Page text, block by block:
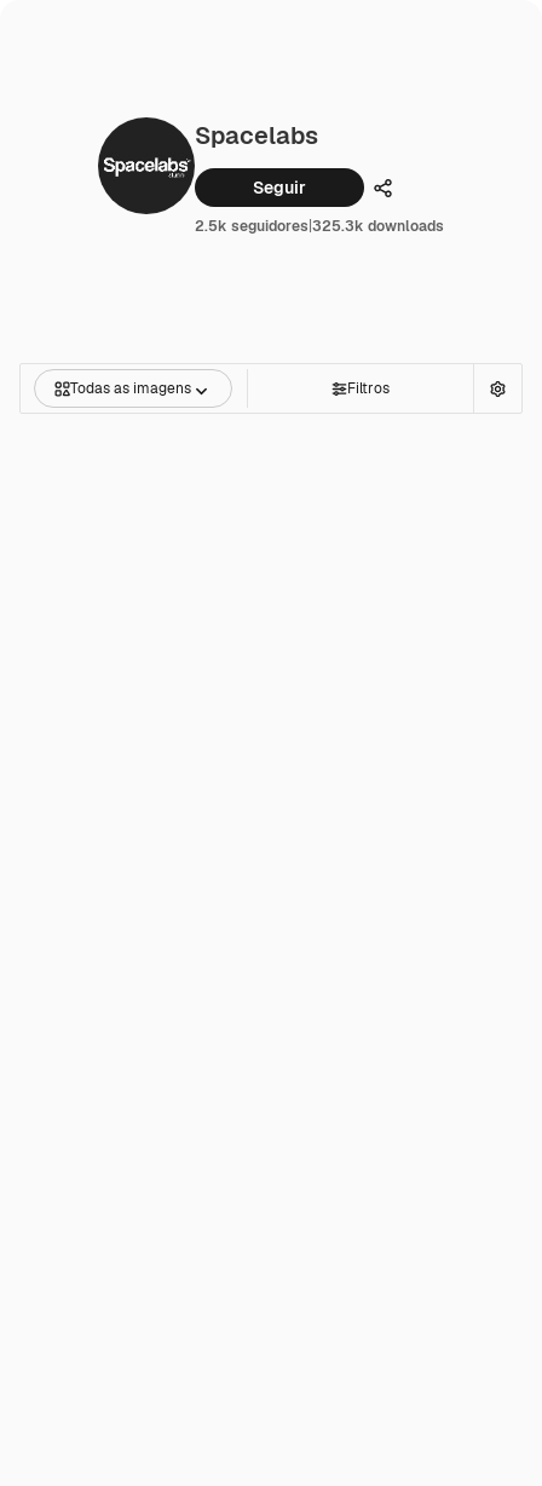
Spacelabs
Seguir Compartilhar
2.5k seguidores|325.3k downloads
Todas as imagens Filtros